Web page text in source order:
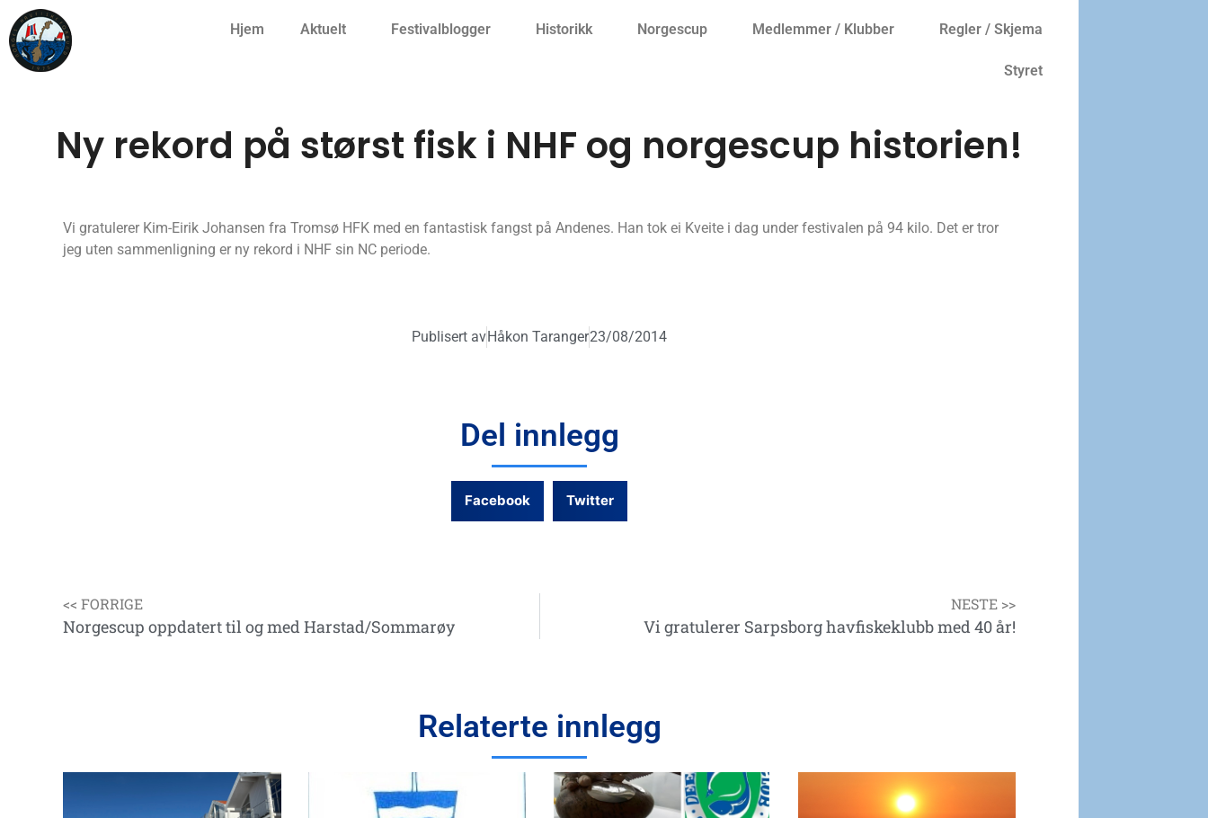
Hjem Aktuelt Festivalblogger Historikk Norgescup Medlemmer / Klubber Regler / Skjema
Styret
Ny rekord på størst fisk i NHF og norgescup historien!
Vi gratulerer Kim-Eirik Johansen fra Tromsø HFK med en fantastisk fangst på Andenes. Han tok ei Kveite i dag under festivalen på 94 kilo. Det er tror
jeg uten sammenligning er ny rekord i NHF sin NC periode.
Publisert avHåkon Taranger23/08/2014
Del innlegg
Facebook Twitter
<< FORRIGE
Norgescup oppdatert til og med Harstad/Sommarøy
NESTE >>
Vi gratulerer Sarpsborg havfiskeklubb med 40 år!
Relaterte innlegg